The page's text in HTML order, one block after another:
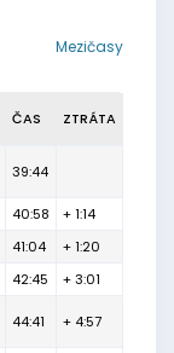
Mezičasy
ČAS ZTRÁTA
39:44
40:58
+ 1:14
41:04
+ 1:20
42:45 + 3:01
44:41 + 4:57